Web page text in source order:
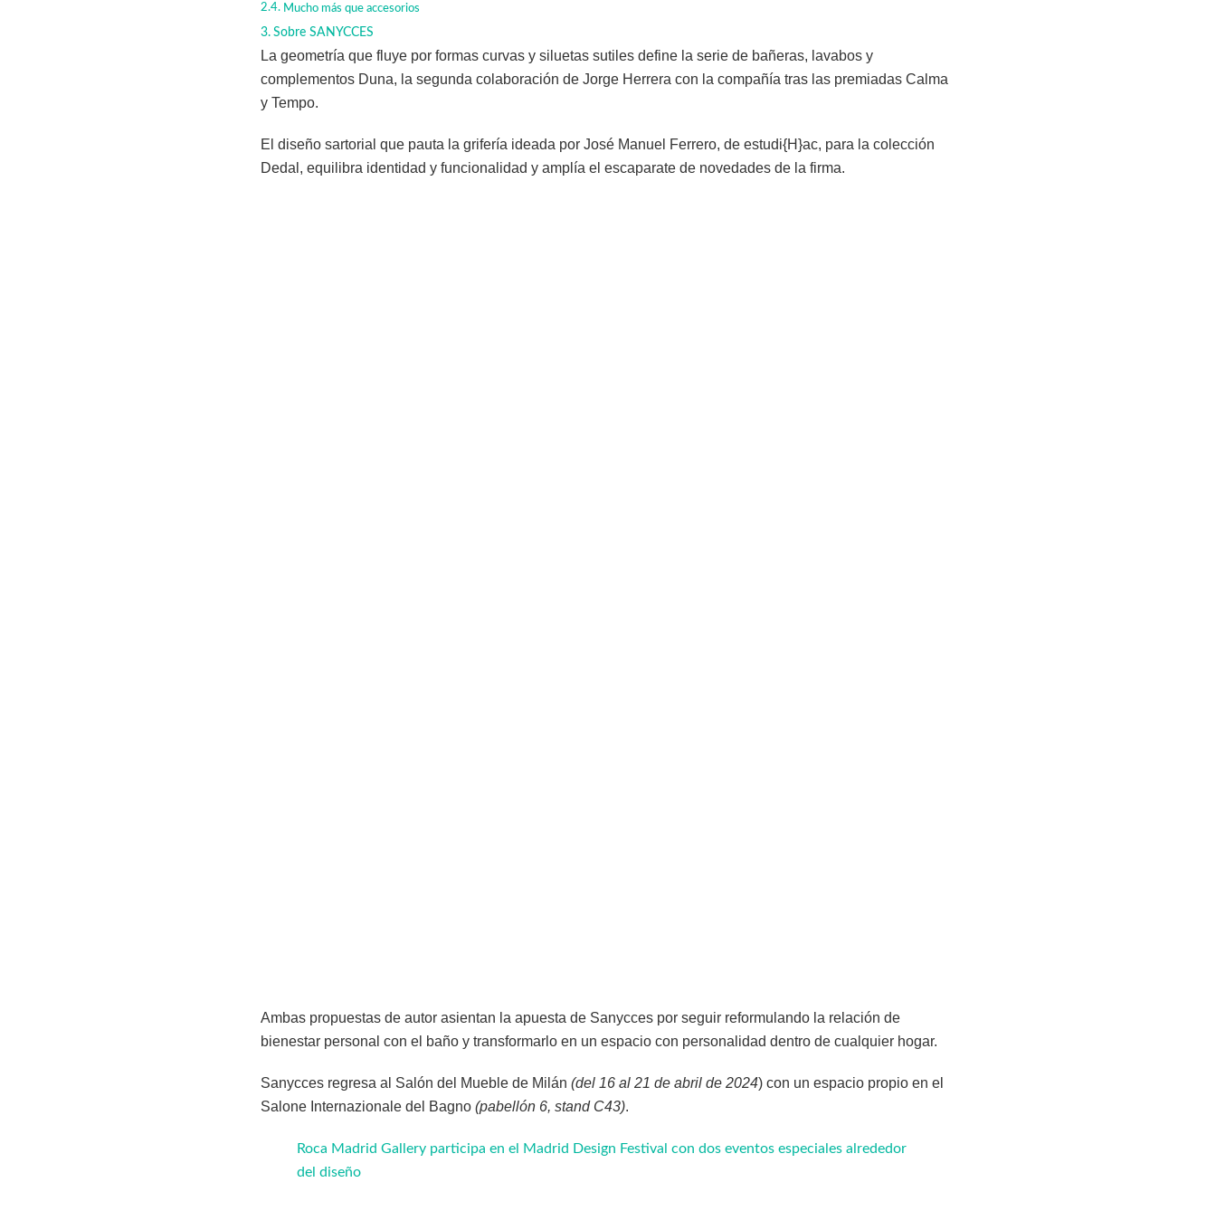
Mucho más que accesorios
Sobre SANYCCES
La geometría que fluye por formas curvas y siluetas sutiles define la serie de bañeras, lavabos y
complementos Duna, la segunda colaboración de Jorge Herrera con la compañía tras las premiadas Calma
y Tempo.
El diseño sartorial que pauta la grifería ideada por José Manuel Ferrero, de estudi{H}ac, para la colección
Dedal, equilibra identidad y funcionalidad y amplía el escaparate de novedades de la firma.
Ambas propuestas de autor asientan la apuesta de Sanycces por seguir reformulando la relación de
bienestar personal con el baño y transformarlo en un espacio con personalidad dentro de cualquier hogar.
Sanycces regresa al Salón del Mueble de Milán (del 16 al 21 de abril de 2024) con un espacio propio en el
Salone Internazionale del Bagno (pabellón 6, stand C43).
Roca Madrid Gallery participa en el Madrid Design Festival con dos eventos especiales alrededor
del diseño